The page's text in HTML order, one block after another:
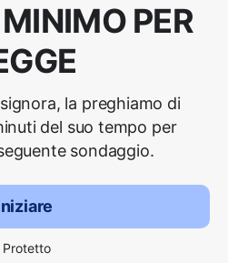
PER
la preghiamo di
del suo tempo per
sondaggio.
Protetto